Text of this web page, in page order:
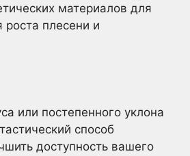
материалов для
плесени и
или постепенного уклона
способ
доступность вашего